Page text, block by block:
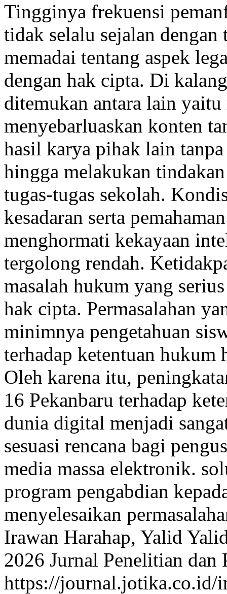
Tingginya frekuensi
tidak selalu sejalan
memadai tentang aspek
dengan hak cipta. Di
ditemukan antara lain
menyebarluaskan konten
hasil karya pihak lain
hingga melakukan
tugas-tugas sekolah.
kesadaran serta
menghormati kekayaan
tergolong rendah.
masalah hukum yang
hak cipta. Permasalahan
minimnya pengetahuan
terhadap ketentuan
Oleh karena itu,
16 Pekanbaru terhadap
dunia digital menjadi
sesuasi rencana bagi
media massa elektronik.
program pengabdian
menyelesaikan
Irawan Harahap, Yalid
2026 Jurnal Penelitian dan
https://journal.jotika.co.id/